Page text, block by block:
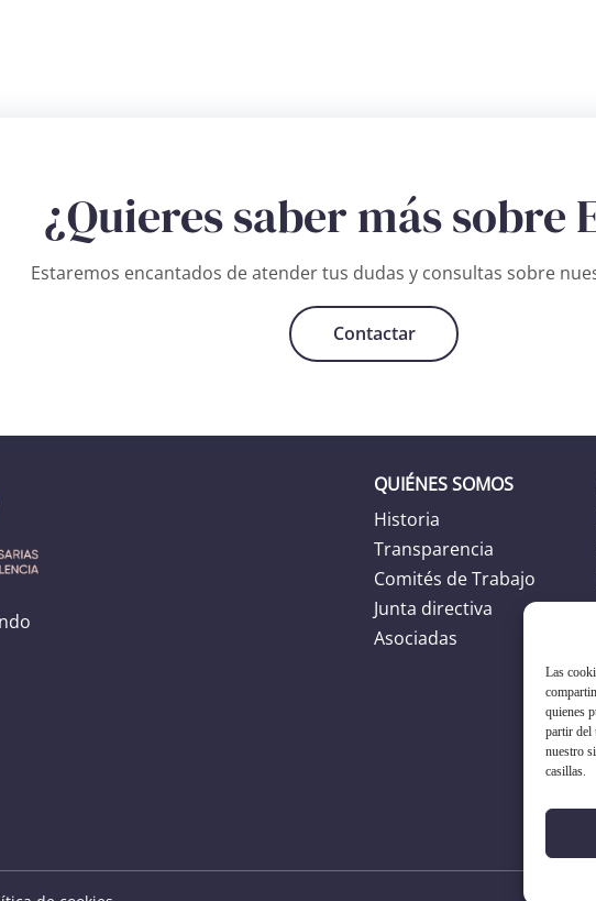
Las
quienes
partir del
nuestro
casillas.
¿Quieres saber más sobre
Estaremos encantados de atender tus dudas y consultas sobre
Contactar
QUIÉNES SOMOS
Historia
Transparencia
Comités de Trabajo
Junta directiva
Asociadas